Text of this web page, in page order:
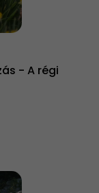
- A régi